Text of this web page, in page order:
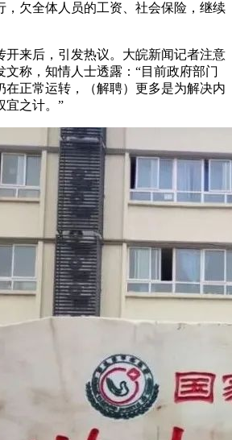
，欠全体人员的工资、社会保险，继续
开来后，引发热议。大皖新闻记者注意
文称，知情人士透露：“目前政府部门
在正常运转，（解聘）更多是为解决内
宜之计。”